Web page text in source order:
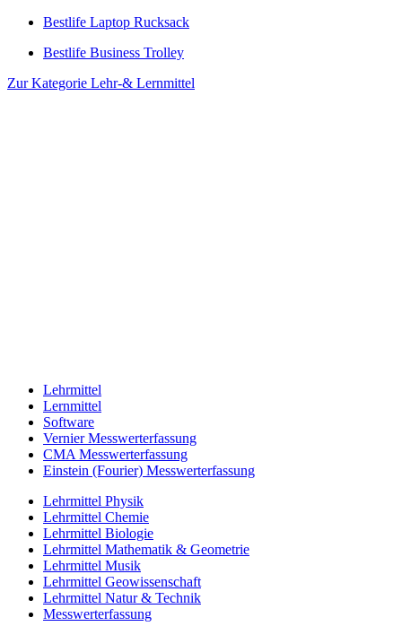
Bestlife Laptop Rucksack
Bestlife Business Trolley
Zur Kategorie Lehr-& Lernmittel
Lehrmittel
Lernmittel
Software
Vernier Messwerterfassung
CMA Messwerterfassung
Einstein (Fourier) Messwerterfassung
Lehrmittel Physik
Lehrmittel Chemie
Lehrmittel Biologie
Lehrmittel Mathematik & Geometrie
Lehrmittel Musik
Lehrmittel Geowissenschaft
Lehrmittel Natur & Technik
Messwerterfassung